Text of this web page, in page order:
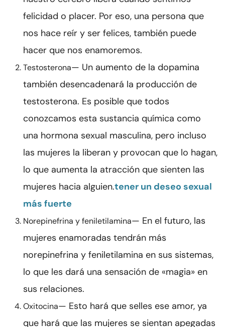
felicidad o placer. Por eso, una persona que
nos hace reír y ser felices, también puede
hacer que nos enamoremos.
Testosterona— Un aumento de la dopamina
también desencadenará la producción de
testosterona. Es posible que todos
conozcamos esta sustancia química como
una hormona sexual masculina, pero incluso
las mujeres la liberan y provocan que lo hagan,
lo que aumenta la atracción que sienten las
mujeres hacia alguien.tener un deseo sexual
más fuerte
Norepinefrina y feniletilamina— En el futuro, las
mujeres enamoradas tendrán más
norepinefrina y feniletilamina en sus sistemas,
lo que les dará una sensación de «magia» en
sus relaciones.
Oxitocina— Esto hará que selles ese amor, ya
que hará que las mujeres se sientan apegadas